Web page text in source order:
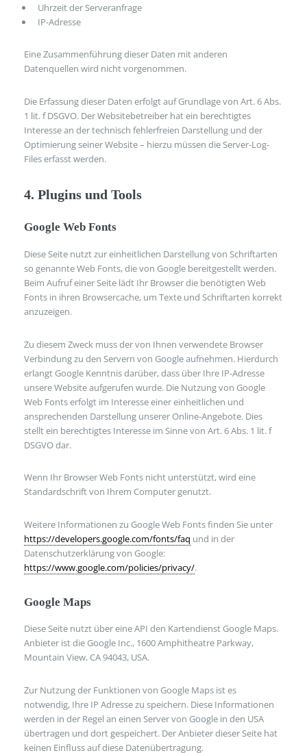
Uhrzeit der Serveranfrage
IP-Adresse
Eine Zusammenführung dieser Daten mit anderen
Datenquellen wird nicht vorgenommen.
Die Erfassung dieser Daten erfolgt auf Grundlage von Art. 6 Abs.
1 lit. f DSGVO. Der Websitebetreiber hat ein berechtigtes
Interesse an der technisch fehlerfreien Darstellung und der
Optimierung seiner Website – hierzu müssen die Server-Log-
Files erfasst werden.
4. Plugins und Tools
Google Web Fonts
Diese Seite nutzt zur einheitlichen Darstellung von Schriftarten
so genannte Web Fonts, die von Google bereitgestellt werden.
Beim Aufruf einer Seite lädt Ihr Browser die benötigten Web
Fonts in ihren Browsercache, um Texte und Schriftarten korrekt
anzuzeigen.
Zu diesem Zweck muss der von Ihnen verwendete Browser
Verbindung zu den Servern von Google aufnehmen. Hierdurch
erlangt Google Kenntnis darüber, dass über Ihre IP-Adresse
unsere Website aufgerufen wurde. Die Nutzung von Google
Web Fonts erfolgt im Interesse einer einheitlichen und
ansprechenden Darstellung unserer Online-Angebote. Dies
stellt ein berechtigtes Interesse im Sinne von Art. 6 Abs. 1 lit. f
DSGVO dar.
Wenn Ihr Browser Web Fonts nicht unterstützt, wird eine
Standardschrift von Ihrem Computer genutzt.
Weitere Informationen zu Google Web Fonts finden Sie unter
https://developers.google.com/fonts/faq und in der
Datenschutzerklärung von Google:
https://www.google.com/policies/privacy/.
Google Maps
Diese Seite nutzt über eine API den Kartendienst Google Maps.
Anbieter ist die Google Inc., 1600 Amphitheatre Parkway,
Mountain View, CA 94043, USA.
Zur Nutzung der Funktionen von Google Maps ist es
notwendig, Ihre IP Adresse zu speichern. Diese Informationen
werden in der Regel an einen Server von Google in den USA
übertragen und dort gespeichert. Der Anbieter dieser Seite hat
keinen Einfluss auf diese Datenübertragung.